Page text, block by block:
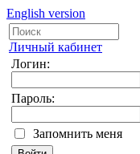
English version
Личный кабинет
Логин:
Пароль:
Запомнить меня